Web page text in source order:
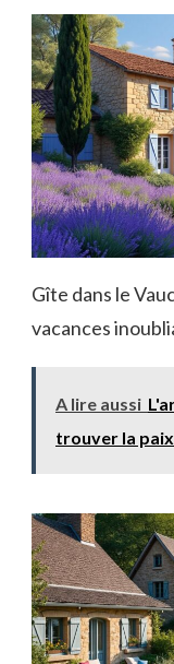
Gîte dans le
vacances
A lire aussi
trouver la